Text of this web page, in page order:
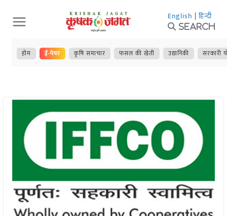
Skip
to
content
English | हिन्दी
Search
होम ई-पेपर कृषि समाचार फसल की खेती उद्यानिकी सरकारी